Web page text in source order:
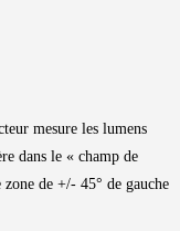
mesure les lumens
dans le « champ de
de +/- 45° de gauche